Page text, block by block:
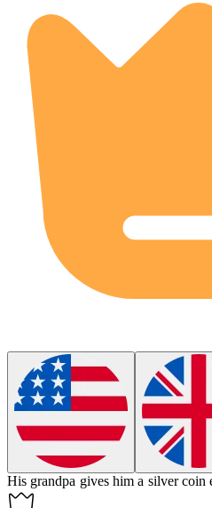
His grandpa gives him a silver coin